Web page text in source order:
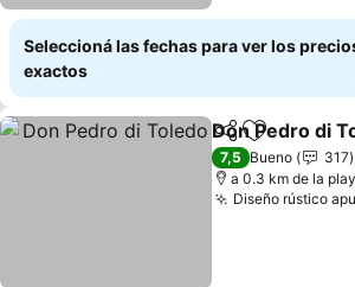
Seleccioná las fechas para ver los
exactos
Compartir
Añadir a
Don Pedro di
7,5 Bueno
317
a 0.3 km de la
Diseño rústico